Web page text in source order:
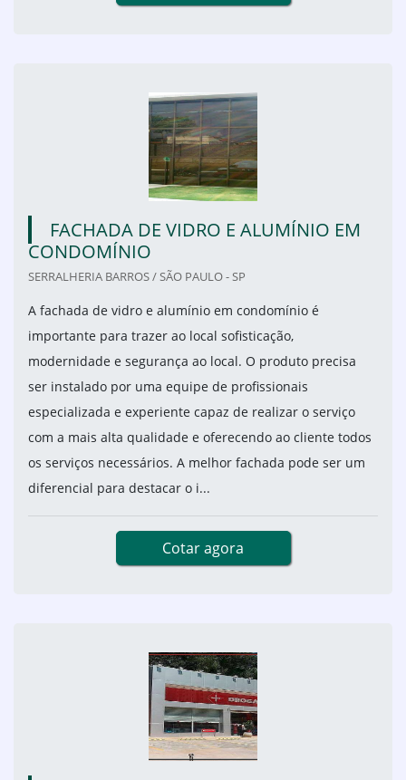
FACHADA DE VIDRO E ALUMÍNIO EM
CONDOMÍNIO
SERRALHERIA BARROS / SÃO PAULO - SP
A fachada de vidro e alumínio em condomínio é
importante para trazer ao local sofisticação,
modernidade e segurança ao local. O produto precisa
ser instalado por uma equipe de profissionais
especializada e experiente capaz de realizar o serviço
com a mais alta qualidade e oferecendo ao cliente todos
os serviços necessários. A melhor fachada pode ser um
diferencial para destacar o i...
Cotar agora